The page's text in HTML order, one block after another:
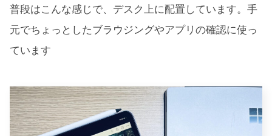
普段はこんな感じで、デスク上に配置しています。手
元でちょっとしたブラウジングやアプリの確認に使っ
ています